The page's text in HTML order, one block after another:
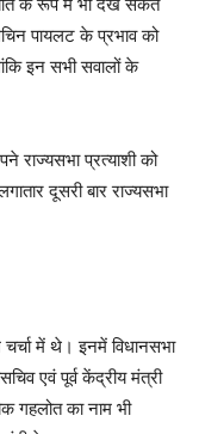
पायलट के प्रभाव को
इन सभी सवालों के
राज्यसभा प्रत्याशी को
दूसरी बार राज्यसभा
में थे। इनमें विधानसभा
एवं पूर्व केंद्रीय मंत्री
गहलोत का नाम भी